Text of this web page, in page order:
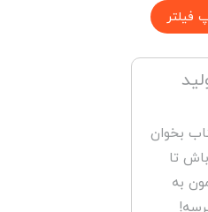
فیلتر
بخوان
تا
به